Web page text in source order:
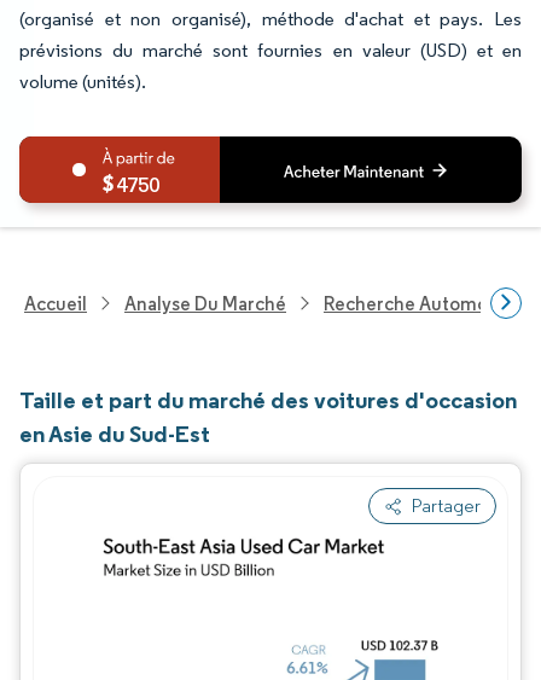
(organisé et non organisé), méthode d'achat et pays. Les
prévisions du marché sont fournies en valeur (USD) et en
volume (unités).
4750
Accueil Analyse Du Marché Recherche Automobile
Taille et part du marché des voitures d'occasion
en Asie du Sud-Est
Partager